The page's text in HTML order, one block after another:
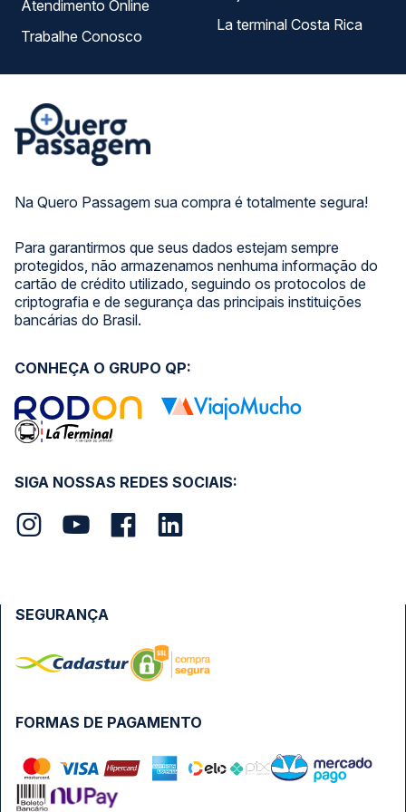
Na Quero Passagem sua compra é totalmente segura!
Para garantirmos que seus dados estejam sempre
protegidos, não armazenamos nenhuma informação do
cartão de crédito utilizado, seguindo os protocolos de
criptografia e de segurança das principais instituições
bancárias do Brasil.
Atendimento Online
Trabalhe Conosco
La terminal Costa Rica
SIGA NOSSAS REDES SOCIAIS:
CONHEÇA O GRUPO QP:
FORMAS DE PAGAMENTO
SEGURANÇA